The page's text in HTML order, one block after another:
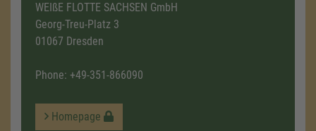
WEIßE FLOTTE SACHSEN GmbH
Georg-Treu-Platz 3
01067 Dresden
Phone: +49-351-866090
Homepage